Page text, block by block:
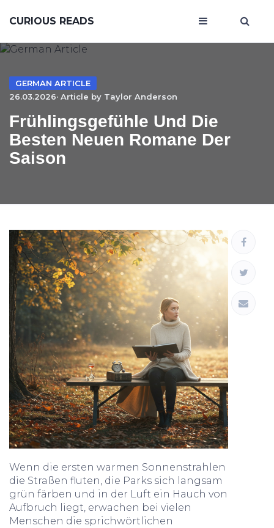
CURIOUS READS
GERMAN ARTICLE
26.03.2026· Article by Taylor Anderson
Frühlingsgefühle Und Die
Besten Neuen Romane Der
Saison
Wenn die ersten warmen Sonnenstrahlen
die Straßen fluten, die Parks sich langsam
grün färben und in der Luft ein Hauch von
Aufbruch liegt, erwachen bei vielen
Menschen die sprichwörtlichen